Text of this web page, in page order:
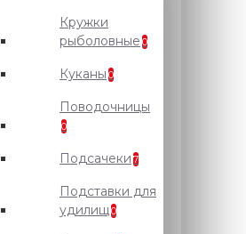
Кружки
рыболовные 0
Куканы 0
Поводочницы
0
Подсачеки 7
Подставки для
удилищ0